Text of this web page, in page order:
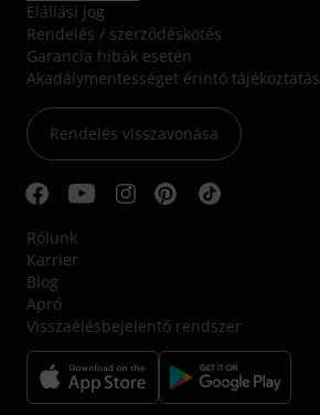
Elállási jog
Rendelés / szerződéskötés
Garancia hibák esetén
Akadálymentességet érintő tájékoztatás
Rendelés visszavonása
Rólunk
Karrier
Blog
Apró
Visszaélésbejelentő rendszer